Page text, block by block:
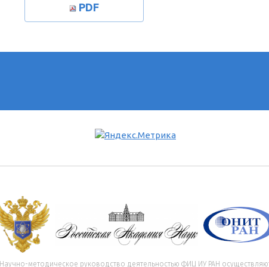
PDF
Научно-методическое руководство деятельностью ФИЦ ИУ РАН